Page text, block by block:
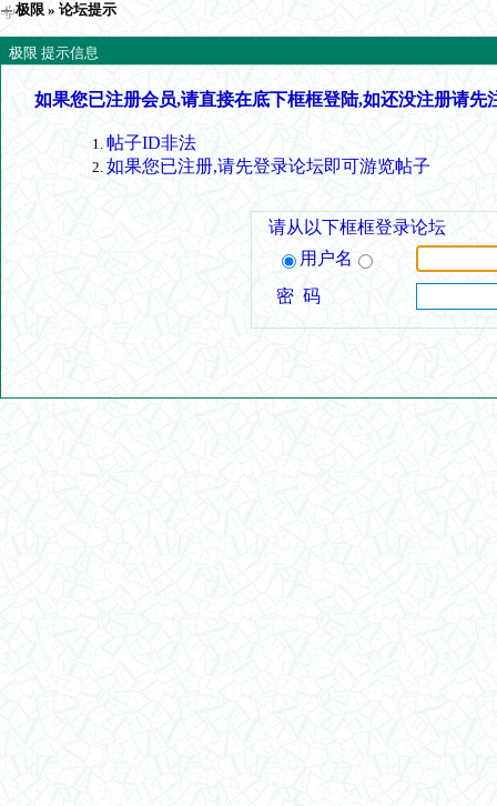
极限 » 论坛提示
极限 提示信息
如果您已注册会员,请直接在底下框框登陆,如还没注册请先
帖子ID非法
如果您已注册,请先登录论坛即可游览帖子
请从以下框框登录论坛
用户名
密 码